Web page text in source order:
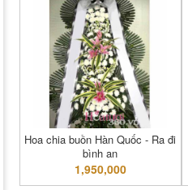
Hoa chia buồn Hàn Quốc - Ra đi
bình an
1,950,000